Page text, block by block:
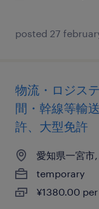
posted 27
物流・ロジス
間・幹線等輸
許、大型免許
愛知県一宮市
temporary
¥1380.00